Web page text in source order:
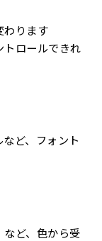
わります
トロールできれ
ど、フォント
など、色から受